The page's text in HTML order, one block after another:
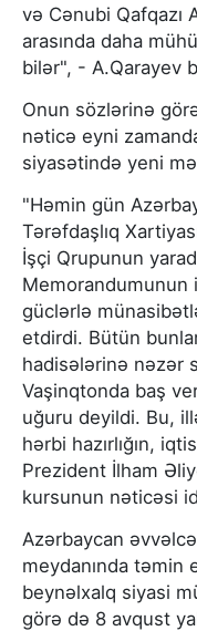
və Cənubi Qafqazı
arasında daha
bilər", - A.Qarayev
Onun sözlərinə
nəticə eyni
siyasətində yeni
"Həmin gün
Tərəfdaşlıq
İşçi Qrupunun
Memorandumunun
güclərlə
etdirdi. Bütün
hadisələrinə nəzər
Vaşinqtonda baş
uğuru deyildi. Bu,
hərbi hazırlığın,
Prezident İlham
kursunun nəticəsi
Azərbaycan
meydanında təmin
beynəlxalq siyasi
görə də 8 avqust